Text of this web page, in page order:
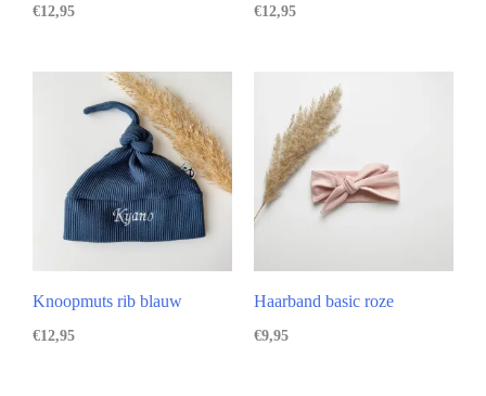
€12,95 €12,95
Knoopmuts rib blauw
€12,95
Haarband basic roze
€9,95